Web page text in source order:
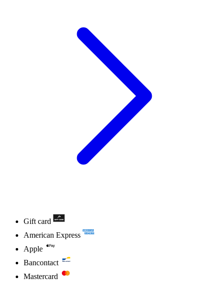
Gift card
American Express
Apple
Bancontact
Mastercard